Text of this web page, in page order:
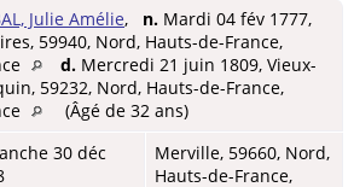
Julie Amélie, n. Mardi 04 fév 1777,
59940, Nord, Hauts-de-France,
d. Mercredi 21 juin 1809, Vieux-
59232, Nord, Hauts-de-France,
(Âgé de 32 ans)
30 déc
Merville, 59660, Nord,
Hauts-de-France,